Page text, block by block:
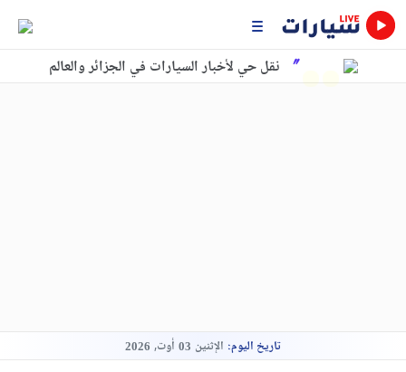
نقل حي لأخبار السيارات في الجزائر والعالم
تاريخ اليوم: الإثنين 03 أوت, 2026